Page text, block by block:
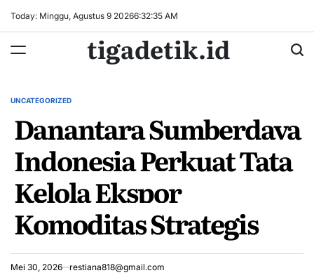
Today: Minggu, Agustus 9 20266:32:36 AM
tigadetik.id
POSTED
UNCATEGORIZED
Danantara Sumberdaya
Indonesia Perkuat Tata
Kelola Ekspor
Komoditas Strategis
Mei 30, 2026 restiana818@gmail.com